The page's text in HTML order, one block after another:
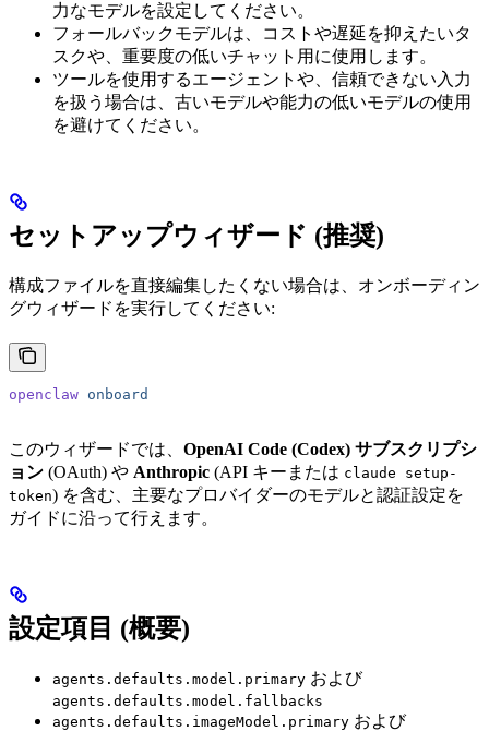
力なモデルを設定してください。
フォールバックモデルは、コストや遅延を抑えたいタ
スクや、重要度の低いチャット用に使用します。
ツールを使用するエージェントや、信頼できない入力
を扱う場合は、古いモデルや能力の低いモデルの使用
を避けてください。
セットアップウィザード (推奨)
構成ファイルを直接編集したくない場合は、オンボーディン
グウィザードを実行してください:
openclaw onboard
このウィザードでは、 OpenAI Code (Codex) サブスクリプシ
ョン (OAuth) や Anthropic (API キーまたは claude setup-
token) を含む、主要なプロバイダーのモデルと認証設定を
ガイドに沿って行えます。
設定項目 (概要)
agents.defaults.model.primary および
agents.defaults.model.fallbacks
agents.defaults.imageModel.primary および